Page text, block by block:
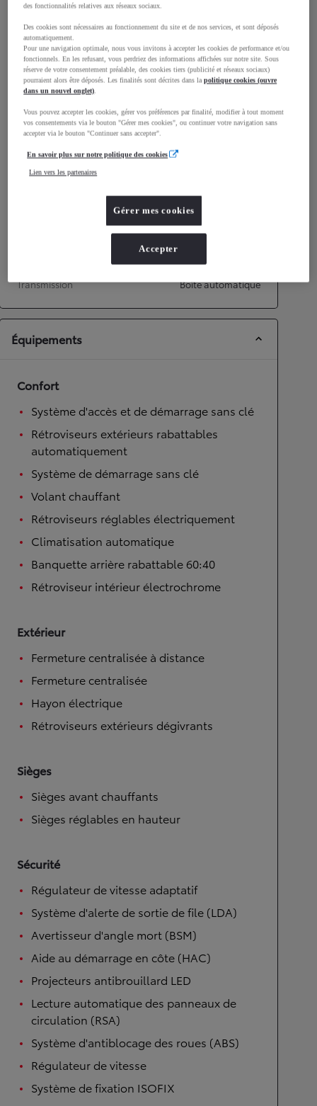
Largeur
1 870 mm
Consommation mixte
Émissions CO2 0g/km
Performances
Transmission
Boîte automatique
Équipements
Confort
Système d'accès et de démarrage sans clé
Rétroviseurs extérieurs rabattables
automatiquement
Système de démarrage sans clé
Volant chauffant
Rétroviseurs réglables électriquement
Climatisation automatique
Banquette arrière rabattable 60:40
Rétroviseur intérieur électrochrome
Extérieur
Fermeture centralisée à distance
Fermeture centralisée
Hayon électrique
Rétroviseurs extérieurs dégivrants
Sièges
Sièges avant chauffants
Sièges réglables en hauteur
Sécurité
Régulateur de vitesse adaptatif
Système d'alerte de sortie de file (LDA)
Avertisseur d'angle mort (BSM)
Aide au démarrage en côte (HAC)
Projecteurs antibrouillard LED
Lecture automatique des panneaux de
circulation (RSA)
Système d'antiblocage des roues (ABS)
Régulateur de vitesse
Système de fixation ISOFIX
des fonctionnalités relatives aux réseaux sociaux.
Des cookies sont nécessaires au fonctionnement du site et de nos services, et sont déposés
automatiquement.
Pour une navigation optimale, nous vous invitons à accepter les cookies de performance et/ou
fonctionnels. En les refusant, vous perdriez des informations affichées sur notre site. Sous
réserve de votre consentement préalable, des cookies tiers (publicité et réseaux sociaux)
pourraient alors être déposés. Les finalités sont décrites dans lapolitique cookies (ouvre
dans un nouvel onglet).
Vous pouvez accepter les cookies, gérer vos préférences par finalité, modifier à tout moment
vos consentements via le bouton "Gérer mes cookies", ou continuer votre navigation sans
accepter via le bouton "Continuer sans accepter".
En savoir plus sur notre politique des cookies
Lien vers les partenaires
Gérer mes cookies
Accepter